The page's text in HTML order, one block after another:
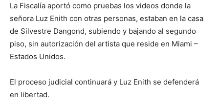
La Fiscalía aportó como pruebas los videos donde la
señora Luz Enith con otras personas, estaban en la casa
de Silvestre Dangond, subiendo y bajando al segundo
piso, sin autorización del artista que reside en Miami –
Estados Unidos.
El proceso judicial continuará y Luz Enith se defenderá
en libertad.